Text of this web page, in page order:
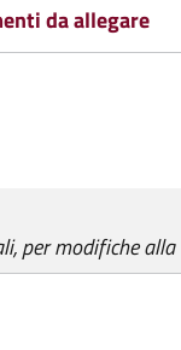
da allegare
per modifiche